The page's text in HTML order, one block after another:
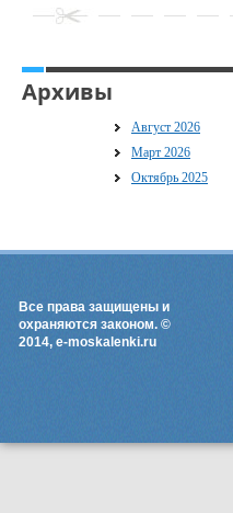
Архивы
Август 2026
Март 2026
Октябрь 2025
Все права защищены и
охраняются законом. ©
2014, e-moskalenki.ru